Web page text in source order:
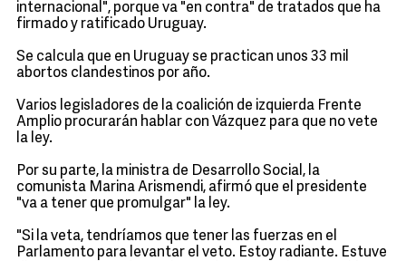
internacional", porque va "en contra" de tratados que ha
firmado y ratificado Uruguay.
Se calcula que en Uruguay se practican unos 33 mil
abortos clandestinos por año.
Varios legisladores de la coalición de izquierda Frente
Amplio procurarán hablar con Vázquez para que no vete
la ley.
Por su parte, la ministra de Desarrollo Social, la
comunista Marina Arismendi, afirmó que el presidente
"va a tener que promulgar" la ley.
"Si la veta, tendríamos que tener las fuerzas en el
Parlamento para levantar el veto. Estoy radiante. Estuve